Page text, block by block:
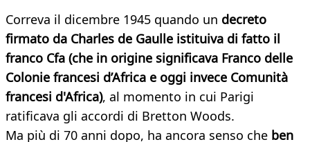
Correva il dicembre 1945 quando un decreto
firmato da Charles de Gaulle istituiva di fatto il
franco Cfa (che in origine significava Franco delle
Colonie francesi d’Africa e oggi invece Comunità
francesi d'Africa), al momento in cui Parigi
ratificava gli accordi di Bretton Woods.
Ma più di 70 anni dopo, ha ancora senso che ben